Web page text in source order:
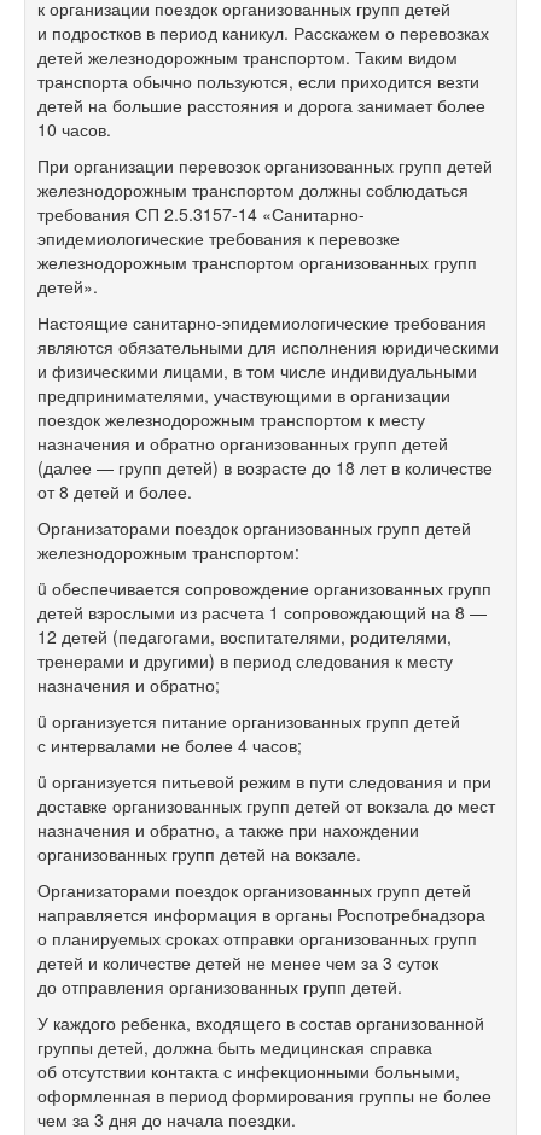
к организации поездок организованных групп детей
и подростков в период каникул. Расскажем о перевозках
детей железнодорожным транспортом. Таким видом
транспорта обычно пользуются, если приходится везти
детей на большие расстояния и дорога занимает более
10 часов.
При организации перевозок организованных групп детей
железнодорожным транспортом должны соблюдаться
требования СП 2.5.3157-14 «Санитарно-
эпидемиологические требования к перевозке
железнодорожным транспортом организованных групп
детей».
Настоящие санитарно-эпидемиологические требования
являются обязательными для исполнения юридическими
и физическими лицами, в том числе индивидуальными
предпринимателями, участвующими в организации
поездок железнодорожным транспортом к месту
назначения и обратно организованных групп детей
(далее — групп детей) в возрасте до 18 лет в количестве
от 8 детей и более.
Организаторами поездок организованных групп детей
железнодорожным транспортом:
ü обеспечивается сопровождение организованных групп
детей взрослыми из расчета 1 сопровождающий на 8 —
12 детей (педагогами, воспитателями, родителями,
тренерами и другими) в период следования к месту
назначения и обратно;
ü организуется питание организованных групп детей
с интервалами не более 4 часов;
ü организуется питьевой режим в пути следования и при
доставке организованных групп детей от вокзала до мест
назначения и обратно, а также при нахождении
организованных групп детей на вокзале.
Организаторами поездок организованных групп детей
направляется информация в органы Роспотребнадзора
о планируемых сроках отправки организованных групп
детей и количестве детей не менее чем за 3 суток
до отправления организованных групп детей.
У каждого ребенка, входящего в состав организованной
группы детей, должна быть медицинская справка
об отсутствии контакта с инфекционными больными,
оформленная в период формирования группы не более
чем за 3 дня до начала поездки.